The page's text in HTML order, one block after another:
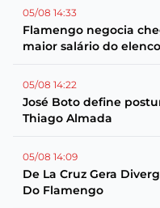
05/08 14:33
Flamengo negocia
maior salário do elenco
05/08 14:22
José Boto define
Thiago Almada
05/08 14:09
De La Cruz Gera
Do Flamengo